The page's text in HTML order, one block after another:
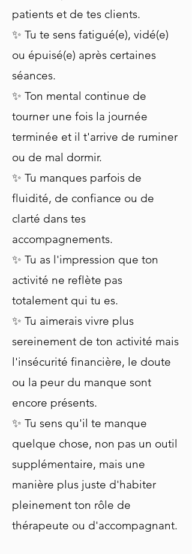
patients et de tes clients.
✨ Tu te sens fatigué(e), vidé(e)
ou épuisé(e) après certaines
séances.
✨ Ton mental continue de
tourner une fois la journée
terminée et il t'arrive de ruminer
ou de mal dormir.
✨ Tu manques parfois de
fluidité, de confiance ou de
clarté dans tes
accompagnements.
✨ Tu as l'impression que ton
activité ne reflète pas
totalement qui tu es.
✨ Tu aimerais vivre plus
sereinement de ton activité mais
l'insécurité financière, le doute
ou la peur du manque sont
encore présents.
✨ Tu sens qu'il te manque
quelque chose, non pas un outil
supplémentaire, mais une
manière plus juste d'habiter
pleinement ton rôle de
thérapeute ou d'accompagnant.